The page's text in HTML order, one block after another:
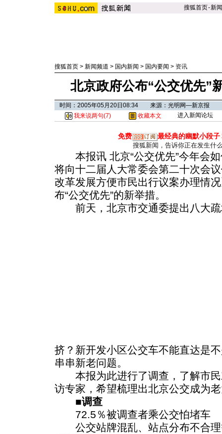
搜狐首页-新闻
搜狐首页 > 新闻频道 > 国内新闻 > 国内要闻 > 资讯
北京政府公布“公交优先”
时间：2005年05月20日08:34 来源：光明网—新京报
我来说两句(7) 收藏本文 进入新闻论坛
免费 最经典的幽默小段子
搜狐新闻，告诉你正在发生什
本报讯 北京“公交优先”今年会如
将向十二届人大常委会第二十次会
改革发展方便市民出行议案办理情
布“公交优先”的新举措。
前天，北京市交通委提出八大疏
挤？新开发小区公交车不能直达是
串串新老问题。
本报为此进行了调查，了解市民
访专家，希望梳理出北京公交成为
■调查
72.5％被调查者乘公交怕堵车
公交站牌混乱、站点分布不合理